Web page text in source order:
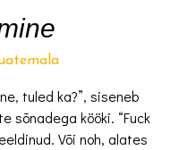
tuled ka?”, siseneb
sõnadega kööki. “Fuck
Või noh, alates